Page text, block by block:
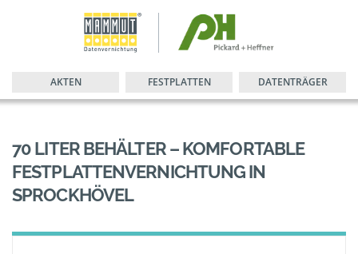
AKTEN FESTPLATTEN DATENTRÄGER
70 LITER BEHÄLTER – KOMFORTABLE
FESTPLATTENVERNICHTUNG IN
SPROCKHÖVEL